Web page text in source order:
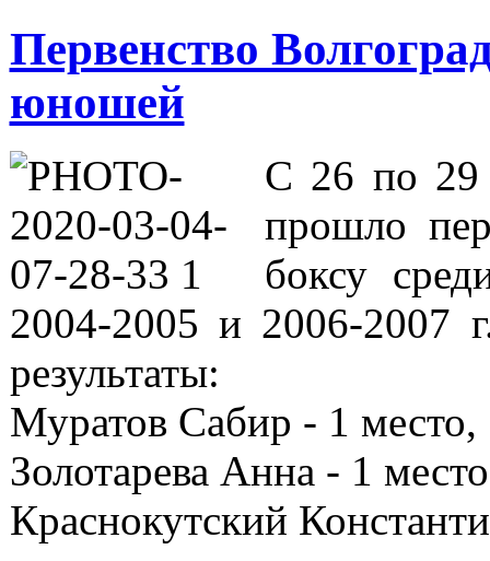
Первенство
юношей
С 26 по 29
прошло
боксу
2004-2005 и 2006-2007
результаты:
Муратов Сабир - 1 место,
Золотарева Анна - 1
Краснокутский